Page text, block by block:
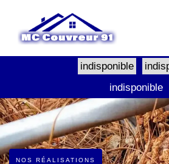
indisponible
indisponible
NOS RÉALISATIONS